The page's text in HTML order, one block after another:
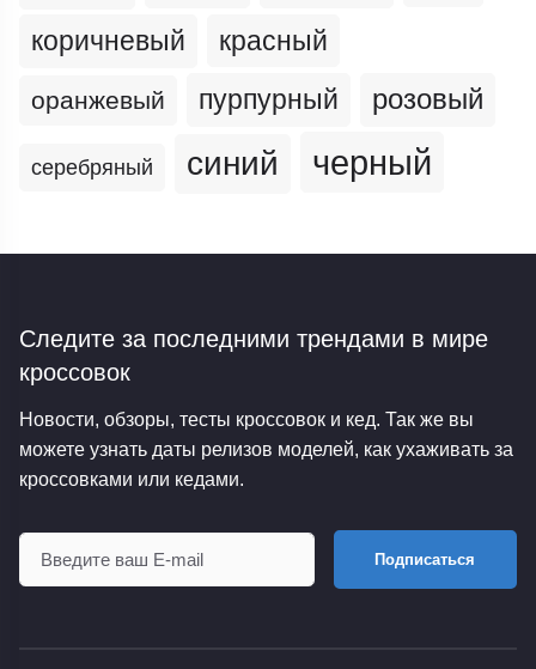
коричневый красный
оранжевый пурпурный розовый
серебряный синий черный
Следите за последними трендами в мире
кроссовок
Новости, обзоры, тесты кроссовок и кед. Так же вы
можете узнать даты релизов моделей, как ухаживать за
кроссовками или кедами.
Подписаться